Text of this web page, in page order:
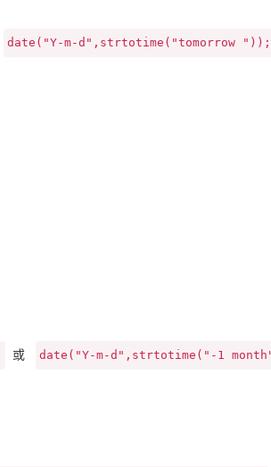
date("Y-m-d",strtotime("tomorrow "));
或 date("Y-m-d",strtotime("-1